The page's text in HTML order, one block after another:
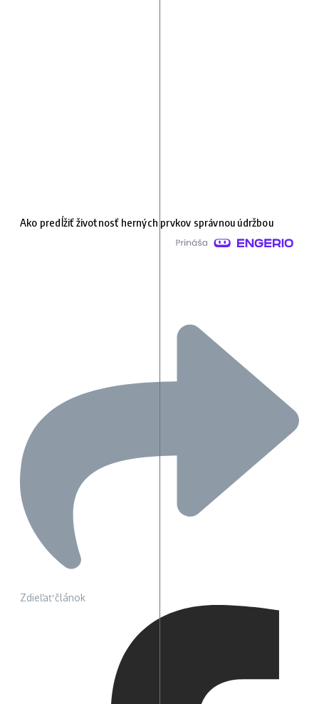
Ako predĺžiť životnosť herných prvkov správnou údržbou
Zdieľať článok